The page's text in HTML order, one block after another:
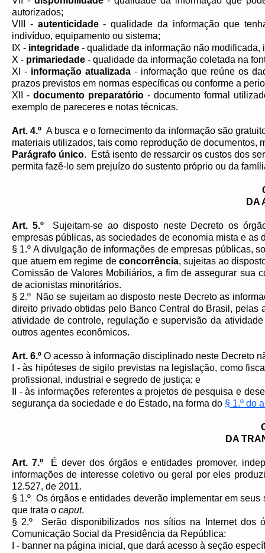
autorizados;
VIII - autenticidade- qualidade da informação que
indivíduo, equipamento ou sistema;
IX - integridade - qualidade da informação não
X - primariedade - qualidade da informação coletada na
XI - informação atualizada- informação que reúne os
prazos previstos em normas específicas ou conforme a
XII -documento preparatório - documento formal
exemplo de pareceres e notas técnicas.
Art. 4.º A busca e o fornecimento da informação são
materiais utilizados, tais como reprodução de documentos,
Parágrafo único. Está isento de ressarcir os custos dos
permita fazê-lo sem prejuízo do sustento próprio ou da
DA
Art. 5.º
Sujeitam-se ao disposto neste Decreto os
empresas públicas, as sociedades de economia mista e
§ 1.º A divulgação de informações de empresas públicas,
que atuem em regime de concorrência, sujeitas ao
Comissão de Valores Mobiliários, a fim de assegurar sua
de acionistas minoritários.
§ 2.º Não se sujeitam ao disposto neste Decreto as
direito privado obtidas pelo Banco Central do Brasil,
atividade de controle, regulação e supervisão da
outros agentes econômicos.
Art. 6.º O acesso à informação disciplinado neste Decreto
I - às hipóteses de sigilo previstas na legislação, como
profissional, industrial e segredo de justiça; e
II - às informações referentes a projetos de pesquisa e
segurança da sociedade e do Estado, na forma do § 1.º do
DA
Art. 7.ºÉ dever dos órgãos e entidades promover,
informações de interesse coletivo ou geral por eles
12.527, de 2011.
§ 1.º Os órgãos e entidades deverão implementar em
que trata o caput.
§ 2.º Serão disponibilizados nos sítios na Internet dos
Comunicação Social da Presidência da República:
I - banner na página inicial, que dará acesso à seção